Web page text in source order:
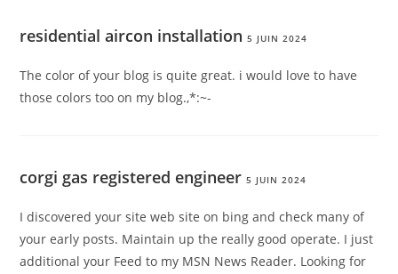
residential aircon installation 5 JUIN 2024
The color of your blog is quite great. i would love to have
those colors too on my blog.,*:~-
corgi gas registered engineer 5 JUIN 2024
I discovered your site web site on bing and check many of
your early posts. Maintain up the really good operate. I just
additional your Feed to my MSN News Reader. Looking for